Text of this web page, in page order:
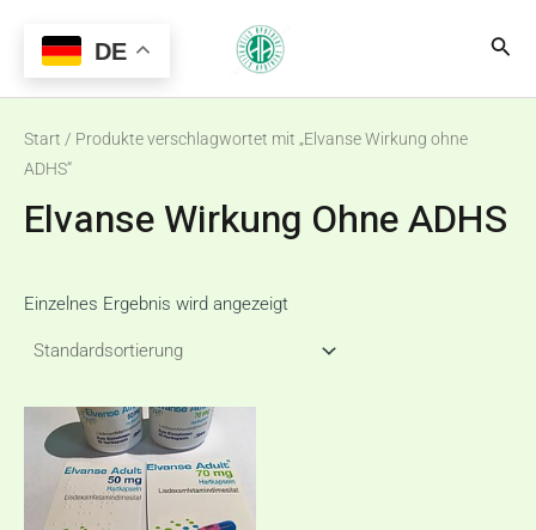
springenMenu
Start / Produkte verschlagwortet mit „Elvanse Wirkung ohne
ADHS“
Elvanse Wirkung Ohne ADHS
Einzelnes Ergebnis wird angezeigt
Preisspanne:
€170,00
bis
€390,00 weist
mehrere
DE